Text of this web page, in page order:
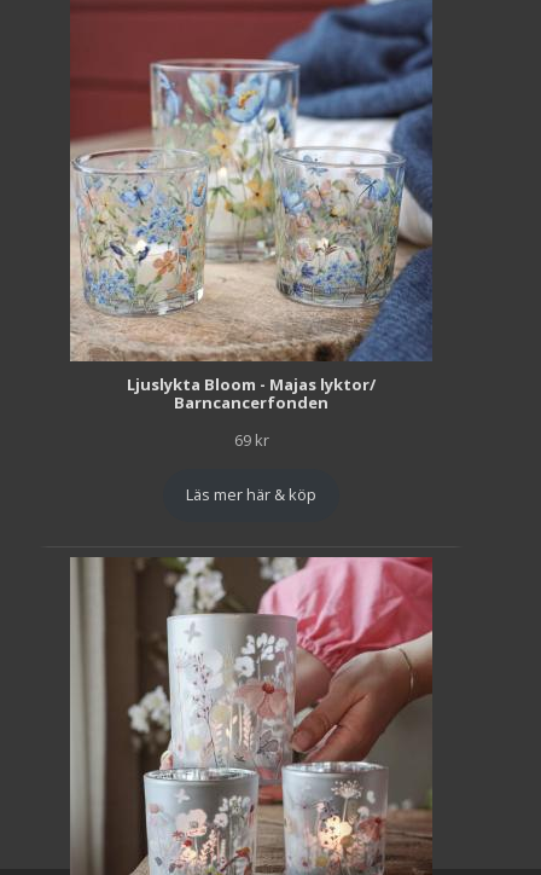
Ljuslykta Bloom - Majas lyktor/
Barncancerfonden
69 kr
Läs mer här & köp